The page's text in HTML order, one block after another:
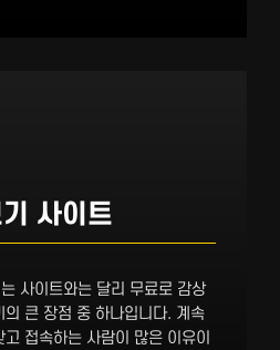
사이트
사이트와는 달리 무료로 감상
큰 장점 중 하나입니다. 계속
접속하는 사람이 많은 이유이